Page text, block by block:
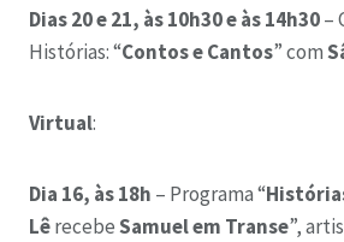
Dias 20 e 21, às 10h30 e às 14h30–
Histórias: “Contos e Cantos” com
Virtual:
Dia 16, às 18h – Programa “
LêrecebeSamuel em Transe”,